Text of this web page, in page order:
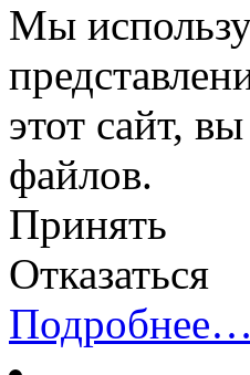
Мы
этот сайт,
файлов.
Принять
Отказаться
Подробнее…